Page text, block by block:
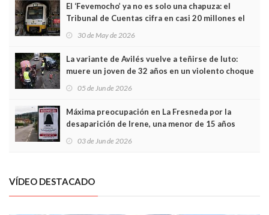
El ‘Fevemocho’ ya no es solo una chapuza: el
Tribunal de Cuentas cifra en casi 20 millones el
30 de May de 2026
La variante de Avilés vuelve a teñirse de luto:
muere un joven de 32 años en un violento choque
05 de Jun de 2026
Máxima preocupación en La Fresneda por la
desaparición de Irene, una menor de 15 años
03 de Jun de 2026
VÍDEO DESTACADO